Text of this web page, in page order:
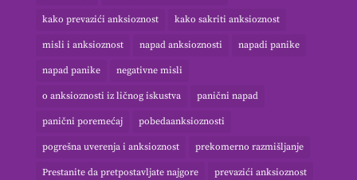
kako prevazići anksioznost kako sakriti anksioznost
misli i anksioznost napad anksioznosti napadi panike
napad panike negativne misli
o anksioznosti iz ličnog iskustva panični napad
panični poremećaj pobedaanksioznosti
pogrešna uverenja i anksioznost prekomerno razmišljanje
Prestanite da pretpostavljate najgore prevazići anksioznost